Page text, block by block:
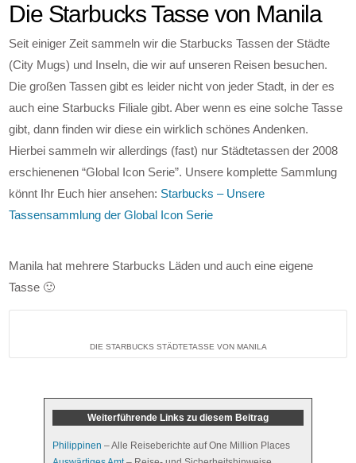
Die Starbucks Tasse von Manila
Seit einiger Zeit sammeln wir die Starbucks Tassen der Städte
(City Mugs) und Inseln, die wir auf unseren Reisen besuchen.
Die großen Tassen gibt es leider nicht von jeder Stadt, in der es
auch eine Starbucks Filiale gibt. Aber wenn es eine solche Tasse
gibt, dann finden wir diese ein wirklich schönes Andenken.
Hierbei sammeln wir allerdings (fast) nur Städtetassen der 2008
erschienenen “Global Icon Serie”. Unsere komplette Sammlung
könnt Ihr Euch hier ansehen: Starbucks – Unsere
Tassensammlung der Global Icon Serie
Manila hat mehrere Starbucks Läden und auch eine eigene
Tasse 🙂
DIE STARBUCKS STÄDTETASSE VON MANILA
Weiterführende Links zu diesem Beitrag
Philippinen – Alle Reiseberichte auf One Million Places